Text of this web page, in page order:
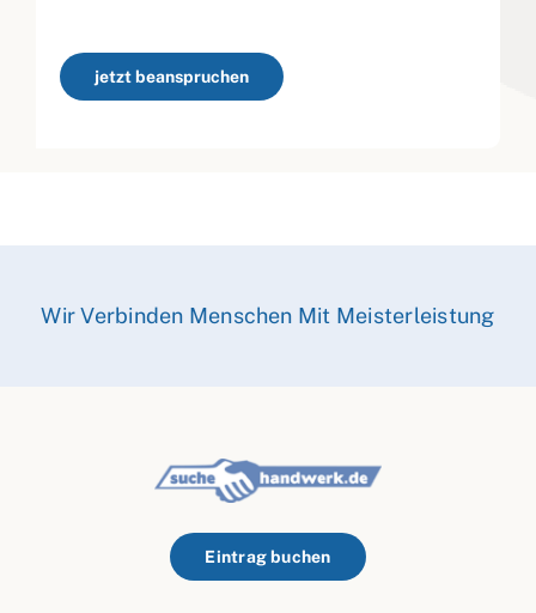
jetzt beanspruchen
Wir Verbinden Menschen Mit Meisterleistung
Eintrag buchen